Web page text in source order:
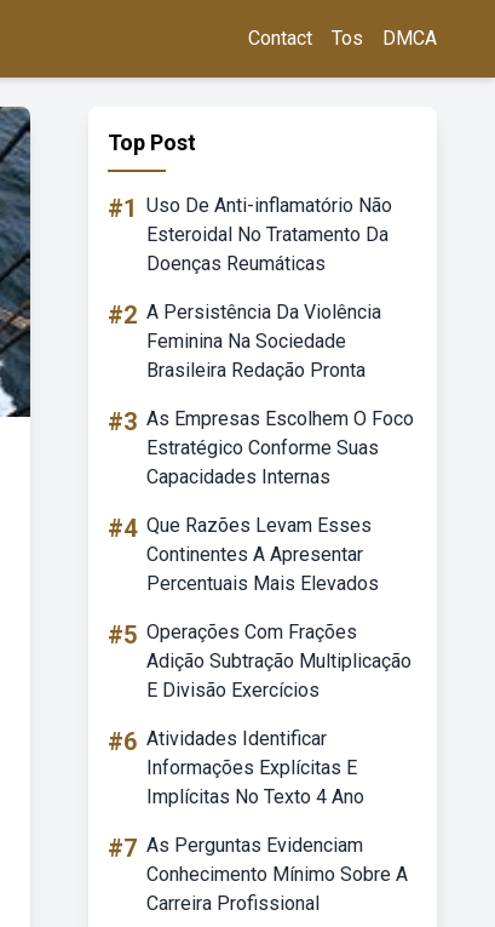
Contact Tos DMCA
Top Post
#1 Uso De Anti-inflamatório Não
Esteroidal No Tratamento Da
Doenças Reumáticas
#2 A Persistência Da Violência
Feminina Na Sociedade
Brasileira Redação Pronta
#3 As Empresas Escolhem O Foco
Estratégico Conforme Suas
Capacidades Internas
#4 Que Razões Levam Esses
Continentes A Apresentar
Percentuais Mais Elevados
#5 Operações Com Frações
Adição Subtração Multiplicação
E Divisão Exercícios
#6 Atividades Identificar
Informações Explícitas E
Implícitas No Texto 4 Ano
#7 As Perguntas Evidenciam
Conhecimento Mínimo Sobre A
Carreira Profissional